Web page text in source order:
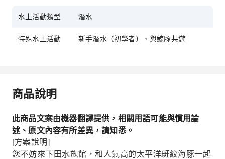
水上活動類型 潛水
特殊水上活動 新手潛水（初學者）、與鯨豚共遊
商品說明
此商品文案由機器翻譯提供，相關用語可能與慣用論
述、原文內容有所差異，請知悉。
[方案說明]
您不妨來下田水族館，和人氣高的太平洋斑紋海豚一起